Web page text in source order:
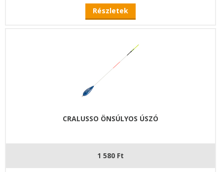
Részletek
CRALUSSO ÖNSÚLYOS ÚSZÓ
1 580 Ft